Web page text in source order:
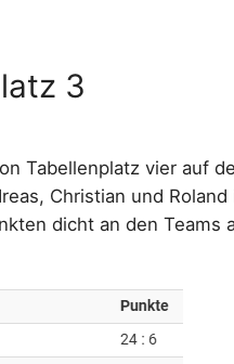
3
Tabellenplatz vier auf
Christian und
dicht an den Teams